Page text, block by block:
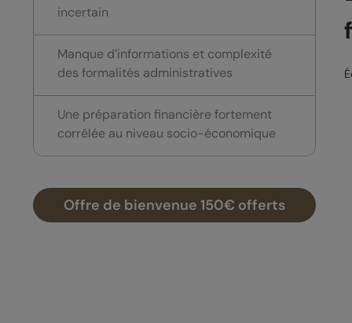
incertain
Manque d’informations et complexité
des formalités administratives
Une préparation financière fortement
corrélée au niveau socio-économique
Offre de bienvenue 150€ offerts